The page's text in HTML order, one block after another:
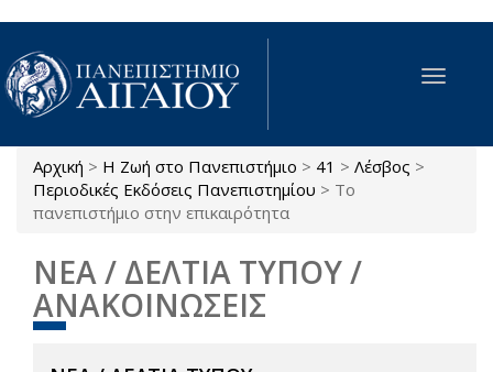
Παράκαμψη προς το κυρίως περιεχόμενο
Toggle
Είστε εδώ
Αρχική > Η Ζωή στο Πανεπιστήμιο > 41 > Λέσβος >
Περιοδικές Εκδόσεις Πανεπιστημίου > Το
πανεπιστήμιο στην επικαιρότητα
ΝΕΑ / ΔΕΛΤΙΑ ΤΥΠΟΥ /
ΑΝΑΚΟΙΝΩΣΕΙΣ